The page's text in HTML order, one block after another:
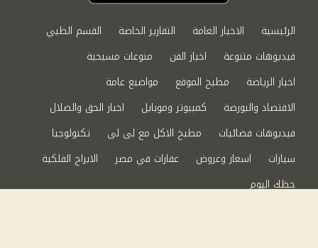
الرئيسية الاخبار العامة التقارير الخاصة
القسم الطبي
فيديوهات متنوعة
اخبار الفن
منوعات مسيحية
اخبار الرياضة
مطبخ الموقع
مواضيع عامة
الاقتصاد والبورصة
كمبيوتر وموبايل
اخبار الحق والضلال
فيديوهات فضائيات
مطبخ الاكل مع لى لى
تكنولوجيا
سيارات
اسعار وعروض عقارات في مصر
الابراج الفلكية
حظك اليوم